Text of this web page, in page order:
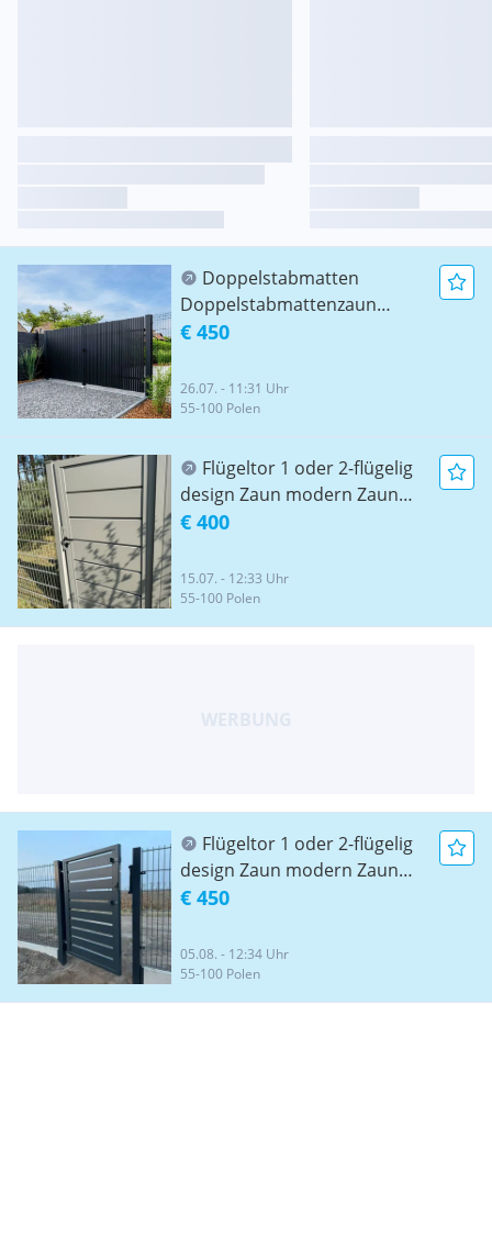
Doppelstabmatten
Doppelstabmattenzaun
Modern Zaun Moderne
Gartentor Gartentore
Einfahrtstor Einfahrtstore
€ 450
26.07. - 11:31 Uhr
55-100 Polen
Flügeltor 1 oder 2-flügelig
design Zaun modern Zaun
Sichtschutzzaun Sichtschutz
Eingangstor Eingangstür Tor
Tore Doppelstabmattenzaun
Doppelstabmatten
€ 400
15.07. - 12:33 Uhr
55-100 Polen
Flügeltor 1 oder 2-flügelig
design Zaun modern Zaun
Sichtschutzzaun Sichtschutz
Eingangstor Eingangstür Tor
Tore Doppelstabmattenzaun
Doppelstabmatten
€ 450
05.08. - 12:34 Uhr
55-100 Polen